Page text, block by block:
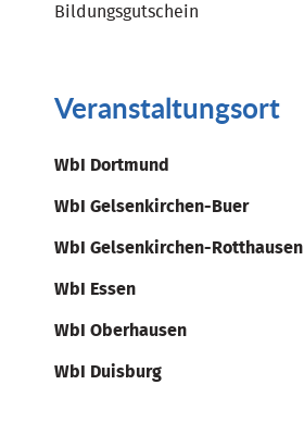
Bildungsgutschein
Veranstaltungsort
WbI Dortmund
WbI Gelsenkirchen-Buer
WbI Gelsenkirchen-Rotthausen
WbI Essen
WbI Oberhausen
WbI Duisburg